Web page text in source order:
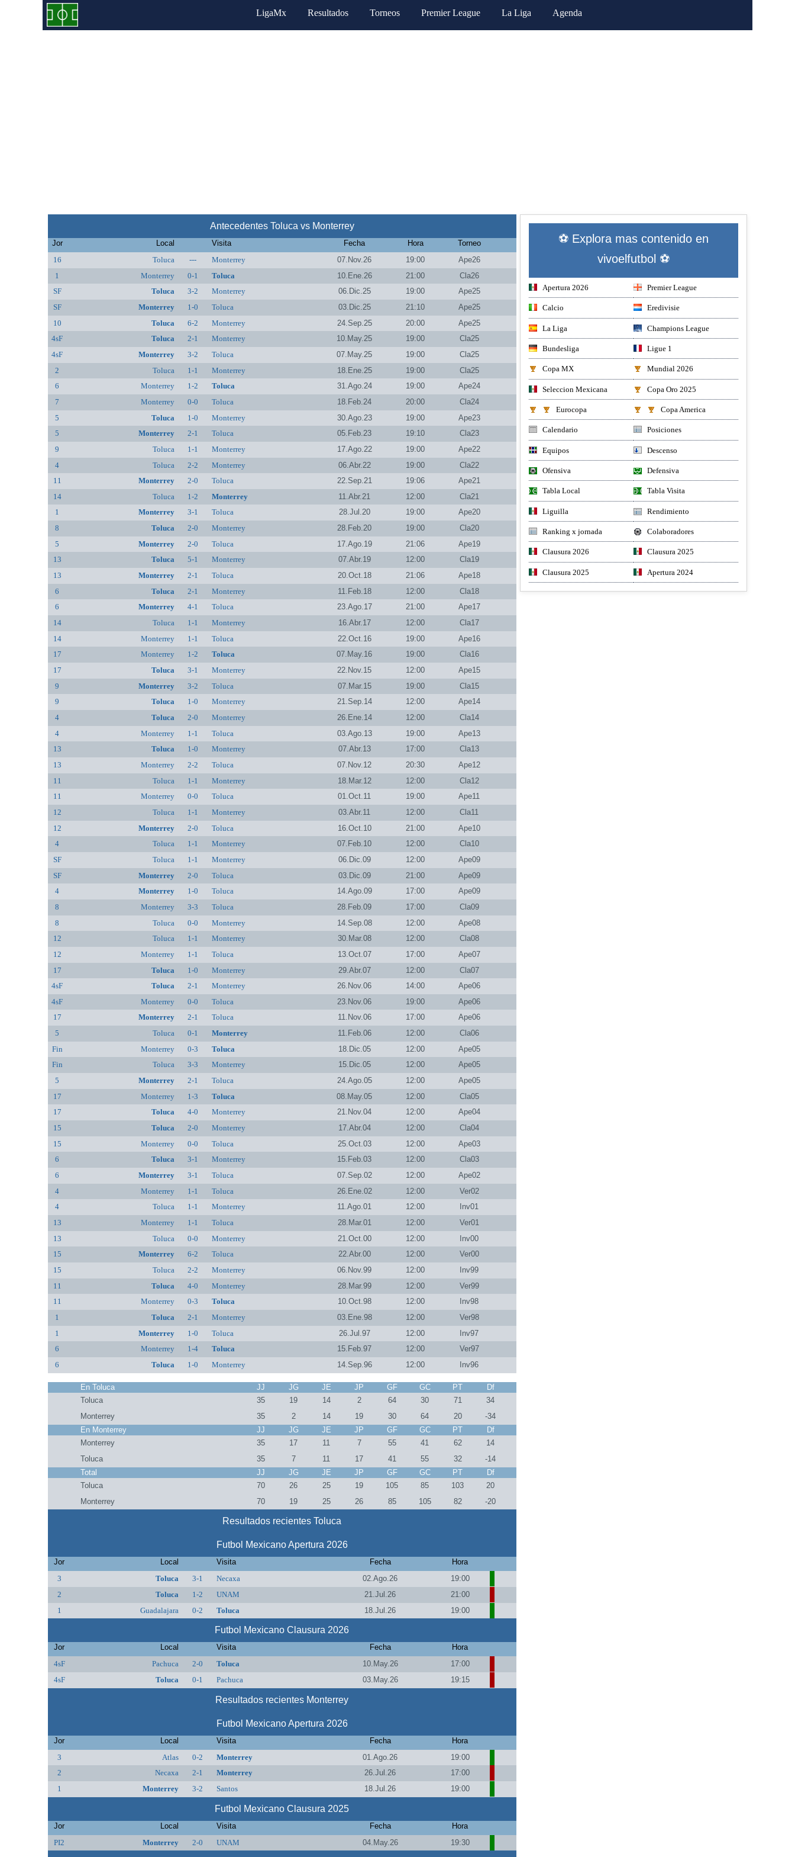
LigaMx Resultados Torneos Premier League La Liga Agenda
Antecedentes Toluca vs Monterrey
Jor Local Visita Fecha Hora
Torneo
16
Toluca --- Monterrey 07.Nov.26 19:00
Ape26
1
Monterrey 0-1 Toluca 10.Ene.26 21:00
Cla26
SF
Toluca 3-2 Monterrey 06.Dic.25 19:00
Ape25
SF
Monterrey 1-0 Toluca 03.Dic.25 21:10
Ape25
10
Toluca 6-2 Monterrey 24.Sep.25 20:00
Ape25
4sF
Toluca 2-1 Monterrey 10.May.25 19:00
Cla25
4sF
Monterrey 3-2 Toluca 07.May.25 19:00
Cla25
2
Toluca 1-1 Monterrey 18.Ene.25 19:00
Cla25
6
Monterrey 1-2 Toluca 31.Ago.24 19:00
Ape24
7
Monterrey 0-0 Toluca 18.Feb.24 20:00
Cla24
5
Toluca 1-0 Monterrey 30.Ago.23 19:00
Ape23
5
Monterrey 2-1 Toluca 05.Feb.23 19:10
Cla23
9
Toluca 1-1 Monterrey 17.Ago.22 19:00
Ape22
4
Toluca 2-2 Monterrey 06.Abr.22 19:00
Cla22
11
Monterrey 2-0 Toluca 22.Sep.21 19:06
Ape21
14
Toluca 1-2 Monterrey 11.Abr.21 12:00
Cla21
1
Monterrey 3-1 Toluca 28.Jul.20 19:00
Ape20
8
Toluca 2-0 Monterrey 28.Feb.20 19:00
Cla20
5
Monterrey 2-0 Toluca 17.Ago.19 21:06
Ape19
13
Toluca 5-1 Monterrey 07.Abr.19 12:00
Cla19
13
Monterrey 2-1 Toluca 20.Oct.18 21:06
Ape18
6
Toluca 2-1 Monterrey 11.Feb.18 12:00
Cla18
6
Monterrey 4-1 Toluca 23.Ago.17 21:00
Ape17
14
Toluca 1-1 Monterrey 16.Abr.17 12:00
Cla17
14
Monterrey 1-1 Toluca 22.Oct.16 19:00
Ape16
17
Monterrey 1-2 Toluca 07.May.16 19:00
Cla16
17
Toluca 3-1 Monterrey 22.Nov.15 12:00
Ape15
9
Monterrey 3-2 Toluca 07.Mar.15 19:00
Cla15
9
Toluca 1-0 Monterrey 21.Sep.14 12:00
Ape14
4
Toluca 2-0 Monterrey 26.Ene.14 12:00
Cla14
4
Monterrey 1-1 Toluca 03.Ago.13 19:00
Ape13
13
Toluca 1-0 Monterrey 07.Abr.13 17:00
Cla13
13
Monterrey 2-2 Toluca 07.Nov.12 20:30
Ape12
11
Toluca 1-1 Monterrey 18.Mar.12 12:00
Cla12
11
Monterrey 0-0 Toluca 01.Oct.11 19:00
Ape11
12
Toluca 1-1 Monterrey 03.Abr.11 12:00
Cla11
12
Monterrey 2-0 Toluca 16.Oct.10 21:00
Ape10
4
Toluca 1-1 Monterrey 07.Feb.10 12:00
Cla10
SF
Toluca 1-1 Monterrey 06.Dic.09 12:00
Ape09
SF
Monterrey 2-0 Toluca 03.Dic.09 21:00
Ape09
4
Monterrey 1-0 Toluca 14.Ago.09 17:00
Ape09
8
Monterrey 3-3 Toluca 28.Feb.09 17:00
Cla09
8
Toluca 0-0 Monterrey 14.Sep.08 12:00
Ape08
12
Toluca 1-1 Monterrey 30.Mar.08 12:00
Cla08
12
Monterrey 1-1 Toluca 13.Oct.07 17:00
Ape07
17
Toluca 1-0 Monterrey 29.Abr.07 12:00
Cla07
4sF
Toluca 2-1 Monterrey 26.Nov.06 14:00
Ape06
4sF
Monterrey 0-0 Toluca 23.Nov.06 19:00
Ape06
17
Monterrey 2-1 Toluca 11.Nov.06 17:00
Ape06
5
Toluca 0-1 Monterrey 11.Feb.06 12:00
Cla06
Fin
Monterrey 0-3 Toluca 18.Dic.05 12:00
Ape05
Fin
Toluca 3-3 Monterrey 15.Dic.05 12:00
Ape05
5
Monterrey 2-1 Toluca 24.Ago.05 12:00
Ape05
17
Monterrey 1-3 Toluca 08.May.05 12:00
Cla05
17
Toluca 4-0 Monterrey 21.Nov.04 12:00
Ape04
15
Toluca 2-0 Monterrey 17.Abr.04 12:00
Cla04
15
Monterrey 0-0 Toluca 25.Oct.03 12:00
Ape03
6
Toluca 3-1 Monterrey 15.Feb.03 12:00
Cla03
6
Monterrey 3-1 Toluca 07.Sep.02 12:00
Ape02
4
Monterrey 1-1 Toluca 26.Ene.02 12:00
Ver02
4
Toluca 1-1 Monterrey 11.Ago.01 12:00
Inv01
13
Monterrey 1-1 Toluca 28.Mar.01 12:00
Ver01
13
Toluca 0-0 Monterrey 21.Oct.00 12:00
Inv00
15
Monterrey 6-2 Toluca 22.Abr.00 12:00
Ver00
15
Toluca 2-2 Monterrey 06.Nov.99 12:00
Inv99
11
Toluca 4-0 Monterrey 28.Mar.99 12:00
Ver99
11
Monterrey 0-3 Toluca 10.Oct.98 12:00
Inv98
1
Toluca 2-1 Monterrey 03.Ene.98 12:00
Ver98
1
Monterrey 1-0 Toluca 26.Jul.97 12:00
Inv97
6
Monterrey 1-4 Toluca 15.Feb.97 12:00
Ver97
6
Toluca 1-0 Monterrey 14.Sep.96 12:00 Inv96
En Toluca JJ JG JE JP GF GC PT
Df
Toluca
35 19 14 2 64 30 71
34
Monterrey
35 2 14 19 30 64 20
-34
En Monterrey
JJ JG JE JP GF GC PT
Df
Monterrey
35 17 11 7 55 41 62
14
Toluca
35 7 11 17 41 55 32
-14
Total
JJ JG JE JP GF GC PT
Df
Toluca
70 26 25 19 105 85 103
20
Monterrey
70 19 25 26 85 105 82 -20
Resultados recientes Toluca
Futbol Mexicano Apertura 2026
Jor Local Visita Fecha
Hora
3
Toluca 3-1 Necaxa 02.Ago.26
19:00
2
Toluca 1-2 UNAM 21.Jul.26
21:00
1
Guadalajara 0-2 Toluca 18.Jul.26 19:00
Futbol Mexicano Clausura 2026
Jor Local Visita Fecha
Hora
4sF
Pachuca 2-0 Toluca 10.May.26
17:00
4sF
Toluca 0-1 Pachuca 03.May.26 19:15
Resultados recientes Monterrey
Futbol Mexicano Apertura 2026
Jor Local Visita Fecha
Hora
3
Atlas 0-2 Monterrey 01.Ago.26
19:00
2
Necaxa 2-1 Monterrey 26.Jul.26
17:00
1
Monterrey 3-2 Santos 18.Jul.26 19:00
Futbol Mexicano Clausura 2025
Jor Local Visita Fecha
Hora
PI2
Monterrey 2-0 UNAM 04.May.26 19:30
⚽ Explora mas contenido en
vivoelfutbol ⚽
Apertura 2026 Premier League
Calcio Eredivisie
La Liga Champions League
Bundesliga Ligue 1
Copa MX Mundial 2026
Seleccion Mexicana Copa Oro 2025
Eurocopa Copa America
Calendario Posiciones
Equipos Descenso
Ofensiva Defensiva
Tabla Local Tabla Visita
Liguilla Rendimiento
Ranking x jornada Colaboradores
Clausura 2026 Clausura 2025
Clausura 2025 Apertura 2024